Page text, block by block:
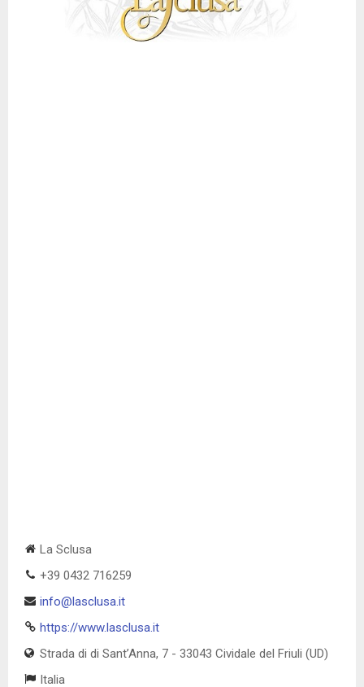
La Sclusa
+39 0432 716259
info@lasclusa.it
https://www.lasclusa.it
Strada di di Sant’Anna, 7 - 33043 Cividale del Friuli (UD)
Italia